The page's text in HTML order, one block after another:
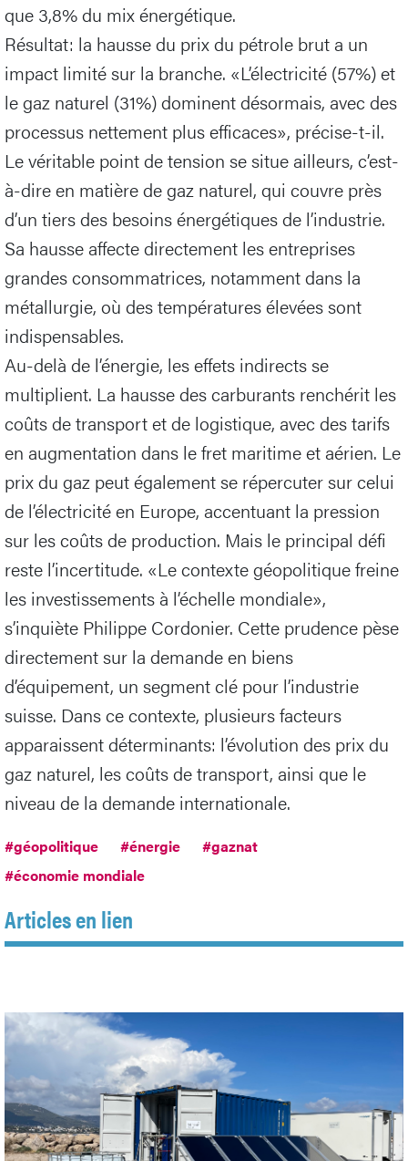
que 3,8% du mix énergétique.
Résultat: la hausse du prix du pétrole brut a un
impact limité sur la branche. «L’électricité (57%) et
le gaz naturel (31%) dominent désormais, avec des
processus nettement plus efficaces», précise-t-il.
Le véritable point de tension se situe ailleurs, c’est-
à-dire en matière de gaz naturel, qui couvre près
d’un tiers des besoins énergétiques de l’industrie.
Sa hausse affecte directement les entreprises
grandes consommatrices, notamment dans la
métallurgie, où des températures élevées sont
indispensables.
Au-delà de l’énergie, les effets indirects se
multiplient. La hausse des carburants renchérit les
coûts de transport et de logistique, avec des tarifs
en augmentation dans le fret maritime et aérien. Le
prix du gaz peut également se répercuter sur celui
de l’électricité en Europe, accentuant la pression
sur les coûts de production. Mais le principal défi
reste l’incertitude. «Le contexte géopolitique freine
les investissements à l’échelle mondiale»,
s’inquiète Philippe Cordonier. Cette prudence pèse
directement sur la demande en biens
d’équipement, un segment clé pour l’industrie
suisse. Dans ce contexte, plusieurs facteurs
apparaissent déterminants: l’évolution des prix du
gaz naturel, les coûts de transport, ainsi que le
niveau de la demande internationale.
#géopolitique #énergie
#gaznat
#économie mondiale
Articles en lien